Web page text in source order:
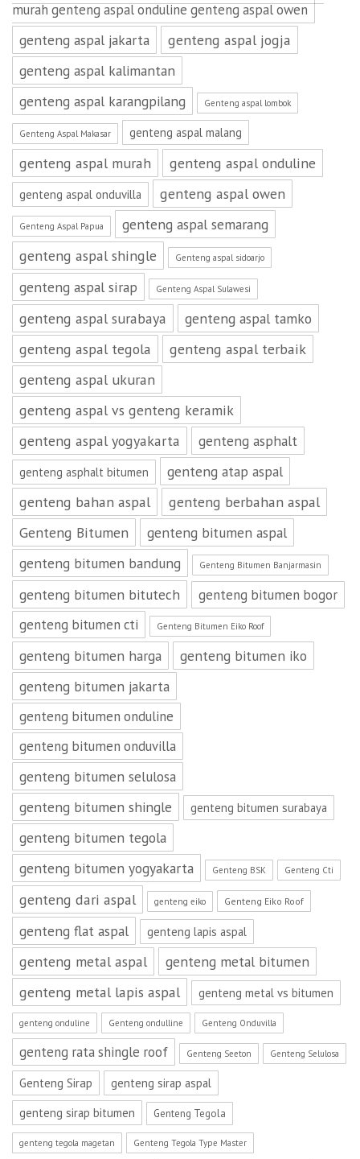
murah genteng aspal onduline genteng aspal owen
genteng aspal jakarta
genteng aspal jogja
genteng aspal kalimantan
genteng aspal karangpilang
Genteng aspal lombok
Genteng Aspal Makasar genteng aspal malang
genteng aspal murah genteng aspal onduline
genteng aspal onduvilla genteng aspal owen
Genteng Aspal Papua
genteng aspal semarang
genteng aspal shingle
Genteng aspal sidoarjo
genteng aspal sirap Genteng Aspal Sulawesi
genteng aspal surabaya
genteng aspal tamko
genteng aspal tegola
genteng aspal terbaik
genteng aspal ukuran
genteng aspal vs genteng keramik
genteng aspal yogyakarta
genteng asphalt
genteng asphalt bitumen
genteng atap aspal
genteng bahan aspal
genteng berbahan aspal
Genteng Bitumen
genteng bitumen aspal
genteng bitumen bandung
Genteng Bitumen Banjarmasin
genteng bitumen bitutech
genteng bitumen bogor
genteng bitumen cti
Genteng Bitumen Eiko Roof
genteng bitumen harga
genteng bitumen iko
genteng bitumen jakarta
genteng bitumen onduline
genteng bitumen onduvilla
genteng bitumen selulosa
genteng bitumen shingle
genteng bitumen surabaya
genteng bitumen tegola
genteng bitumen yogyakarta
Genteng BSK Genteng Cti
genteng dari aspal genteng eiko Genteng Eiko Roof
genteng flat aspal genteng lapis aspal
genteng metal aspal
genteng metal bitumen
genteng metal lapis aspal
genteng metal vs bitumen
genteng onduline Genteng ondulline Genteng Onduvilla
genteng rata shingle roof Genteng Seeton Genteng Selulosa
Genteng Sirap
genteng sirap aspal
genteng sirap bitumen
Genteng Tegola
genteng tegola magetan Genteng Tegola Type Master